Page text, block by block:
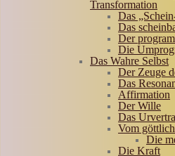
Transformation
Das
Das
Der
Die
Das Wahre Selbst
Der Zeuge
Das
Affirmation
Der Wille
Das
Vom
Die
Die Kraft